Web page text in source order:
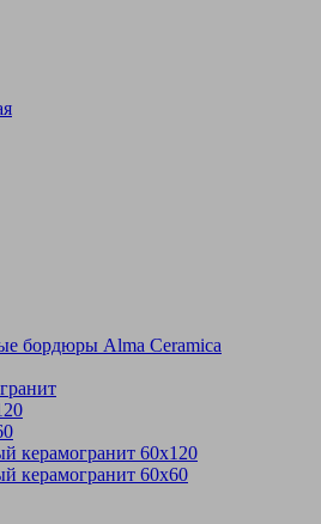
бордюры Alma Ceramica
керамогранит 60х120
керамогранит 60х60